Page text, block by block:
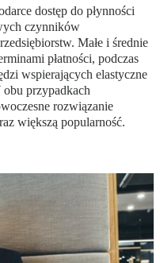
dostęp do płynności
czynników
Małe i średnie
płatności, podczas
wspierających elastyczne
obu przypadkach
rozwiązanie
większą popularność.